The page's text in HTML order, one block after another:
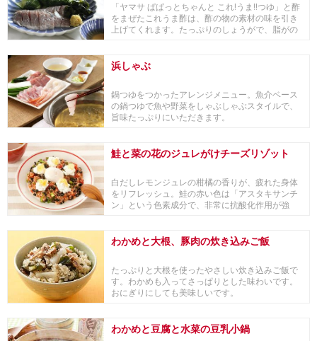
「ヤマサ ぱぱっとちゃんと これ!うま!!つゆ」と酢
をまぜたこれうま酢は、酢の物の素材の味を引き
上げてくれます。たっぷりのしょうがで、脂がの
浜しゃぶ
鍋つゆをつかったアレンジメニュー。魚介ベース
の鍋つゆで魚や野菜をしゃぶしゃぶスタイルで、
旨味たっぷりにいただきます。
鮭と菜の花のジュレがけチーズリゾット
白だしレモンジュレの柑橘の香りが、疲れた身体
をリフレッシュ。鮭の赤い色は「アスタキサンチ
ン」という色素成分で、非常に抗酸化作用が強
わかめと大根、豚肉の炊き込みご飯
たっぷりと大根を使ったやさしい炊き込みご飯で
す。わかめも入ってさっぱりとした味わいです。
おにぎりにしても美味しいです。
わかめと豆腐と水菜の豆乳小鍋